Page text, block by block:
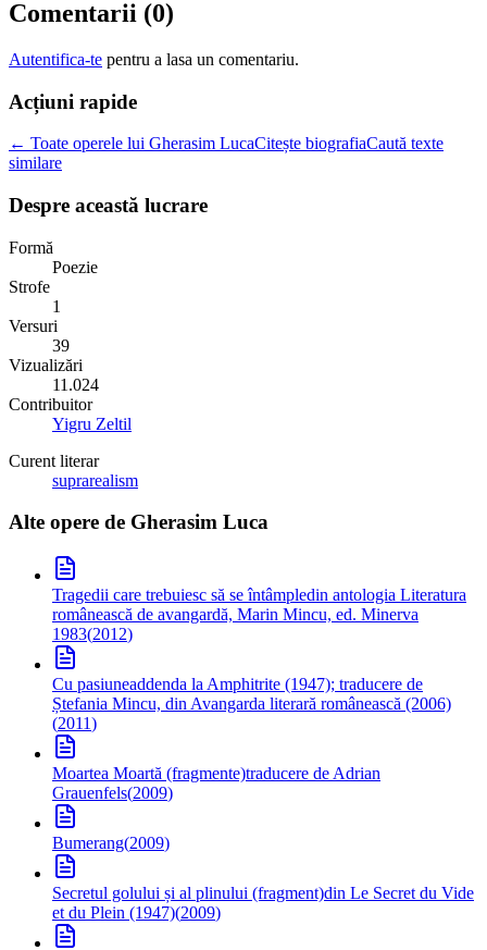
Comentarii (0)
Autentifica-te pentru a lasa un comentariu.
Acțiuni rapide
← Toate operele lui Gherasim LucaCitește biografiaCaută texte
similare
Despre această lucrare
Formă
Poezie
Strofe
1
Versuri
39
Vizualizări
11.024
Contribuitor
Yigru Zeltil
Curent literar
suprarealism
Alte opere de Gherasim Luca
Tragedii care trebuiesc să se întâmpledin antologia Literatura
românească de avangardă, Marin Mincu, ed. Minerva
1983(2012)
Cu pasiuneaddenda la Amphitrite (1947); traducere de
Ștefania Mincu, din Avangarda literară românească (2006)
(2011)
Moartea Moartă (fragmente)traducere de Adrian
Grauenfels(2009)
Bumerang(2009)
Secretul golului și al plinului (fragment)din Le Secret du Vide
et du Plein (1947)(2009)